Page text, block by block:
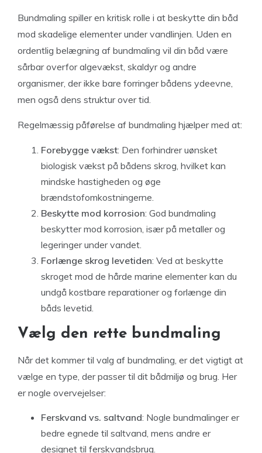
Bundmaling spiller en kritisk rolle i at beskytte din båd
mod skadelige elementer under vandlinjen. Uden en
ordentlig belægning af bundmaling vil din båd være
sårbar overfor algevækst, skaldyr og andre
organismer, der ikke bare forringer bådens ydeevne,
men også dens struktur over tid.
Regelmæssig påførelse af bundmaling hjælper med at:
Forebygge vækst: Den forhindrer uønsket
biologisk vækst på bådens skrog, hvilket kan
mindske hastigheden og øge
brændstofomkostningerne.
Beskytte mod korrosion: God bundmaling
beskytter mod korrosion, især på metaller og
legeringer under vandet.
Forlænge skrog levetiden: Ved at beskytte
skroget mod de hårde marine elementer kan du
undgå kostbare reparationer og forlænge din
båds levetid.
Vælg den rette bundmaling
Når det kommer til valg af bundmaling, er det vigtigt at
vælge en type, der passer til dit bådmiljø og brug. Her
er nogle overvejelser:
Ferskvand vs. saltvand: Nogle bundmalinger er
bedre egnede til saltvand, mens andre er
designet til ferskvandsbrug.